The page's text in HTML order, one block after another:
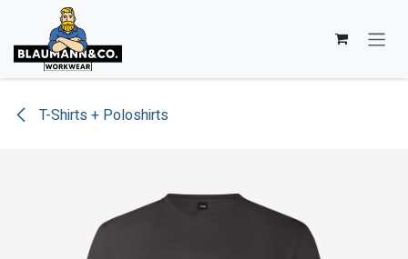
Zum Inhalt springen
T-Shirts + Poloshirts